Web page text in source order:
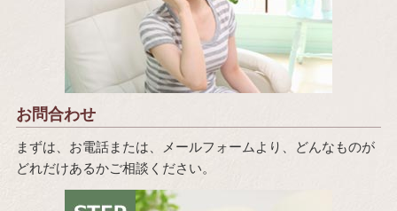
お問合わせ
まずは、お電話または、メールフォームより、どんなものが
どれだけあるかご相談ください。